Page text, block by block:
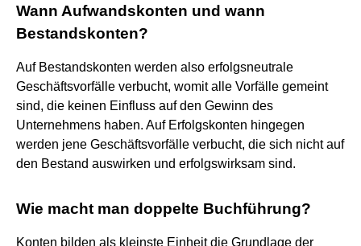
Wann Aufwandskonten und wann
Bestandskonten?
Auf Bestandskonten werden also erfolgsneutrale
Geschäftsvorfälle verbucht, womit alle Vorfälle gemeint
sind, die keinen Einfluss auf den Gewinn des
Unternehmens haben. Auf Erfolgskonten hingegen
werden jene Geschäftsvorfälle verbucht, die sich nicht auf
den Bestand auswirken und erfolgswirksam sind.
Wie macht man doppelte Buchführung?
Konten bilden als kleinste Einheit die Grundlage der